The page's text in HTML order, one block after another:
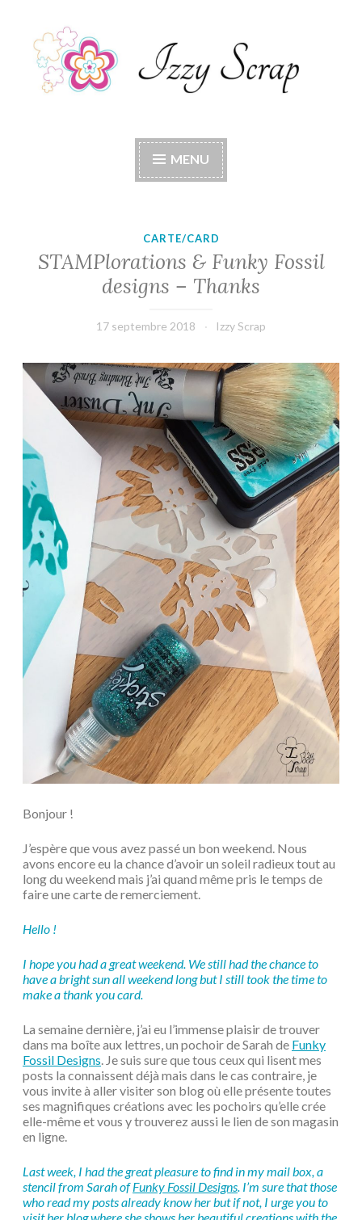
Accéder
au
contenu
principal
Izzy Scrap
MENU
CARTE/CARD
STAMPlorations & Funky Fossil
designs – Thanks
17 septembre 2018 Izzy Scrap
Bonjour !
J’espère que vous avez passé un bon weekend. Nous
avons encore eu la chance d’avoir un soleil radieux tout au
long du weekend mais j’ai quand même pris le temps de
faire une carte de remerciement.
Hello !
I hope you had a great weekend. We still had the chance to
have a bright sun all weekend long but I still took the time to
make a thank you card.
La semaine dernière, j’ai eu l’immense plaisir de trouver
dans ma boîte aux lettres, un pochoir de Sarah de Funky
Fossil Designs . Je suis sure que tous ceux qui lisent mes
posts la connaissent déjà mais dans le cas contraire, je
vous invite à aller visiter son blog où elle présente toutes
ses magnifiques créations avec les pochoirs qu’elle crée
elle-même et vous y trouverez aussi le lien de son magasin
en ligne.
Last week, I had the great pleasure to find in my mail box, a
stencil from Sarah ofFunky Fossil Designs . I’m sure that those
who read my posts already know her but if not, I urge you to
visit her blog where she shows her beautiful creations with the